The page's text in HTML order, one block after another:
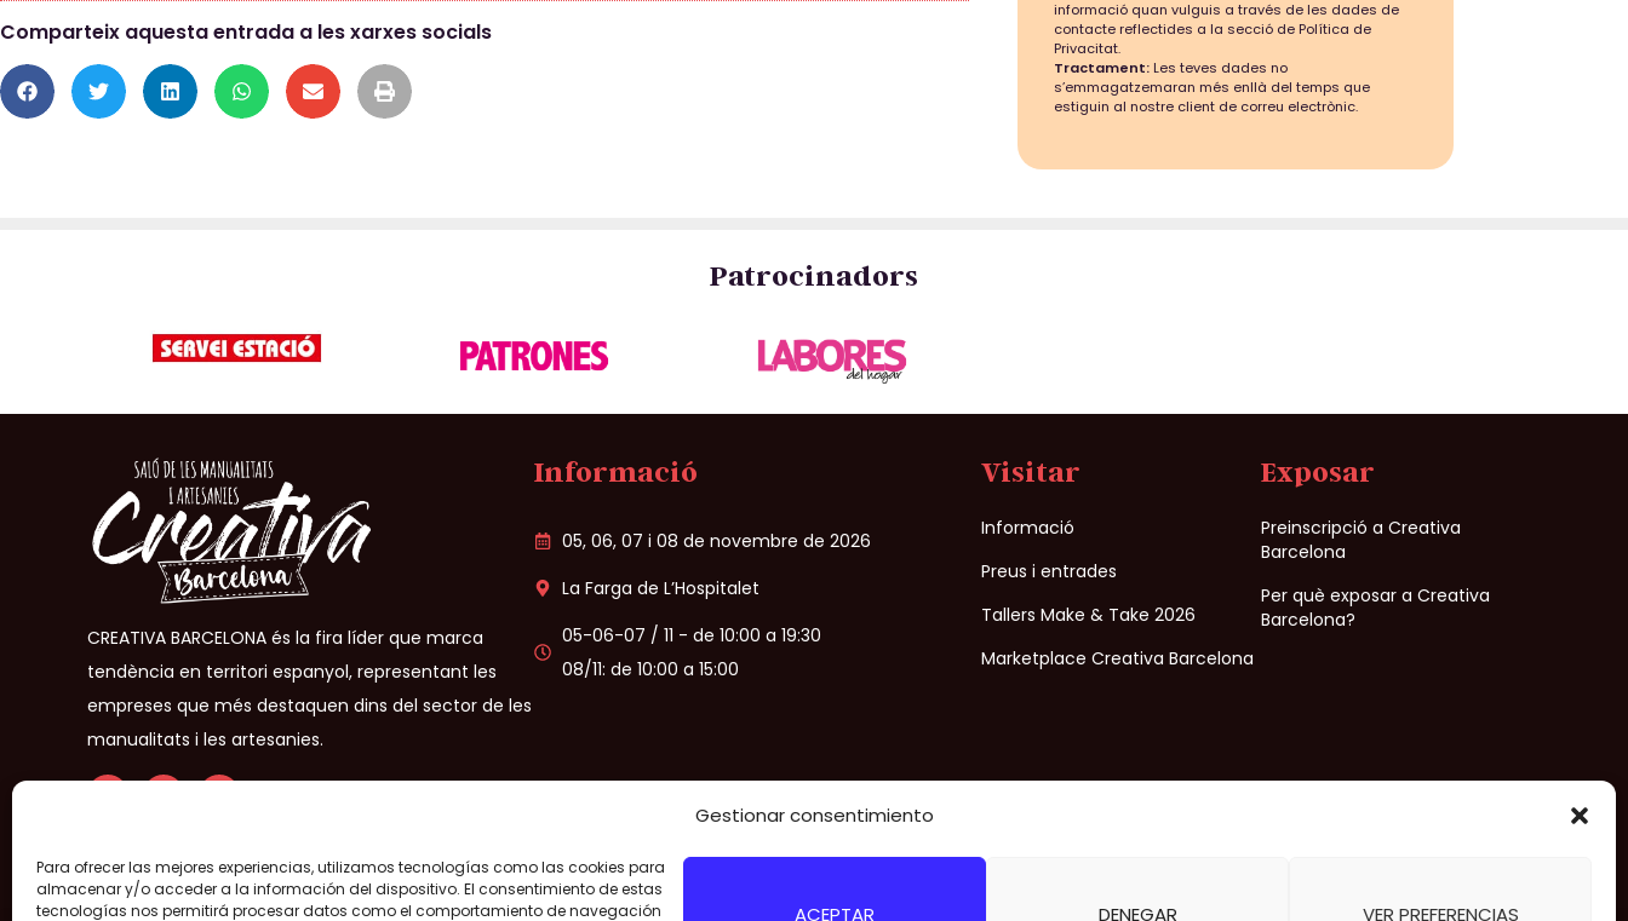
Gestionar consentimiento
Para ofrecer las mejores experiencias, utilizamos tecnologías como las cookies para
almacenar y/o acceder a la información del dispositivo. El consentimiento de estas
tecnologías nos permitirá procesar datos como el comportamiento de navegación
ACEPTAR DENEGAR VER PREFERENCIAS
Comparteix aquesta entrada a les xarxes socials
informació quan vulguis a través de les dades de
contacte reflectides a la secció de Política de
Privacitat.
Tractament:Les teves dades no
s’emmagatzemaran més enllà del temps que
estiguin al nostre client de correu electrònic.
Patrocinadors
CREATIVA BARCELONA és la fira líder que marca
tendència en territori espanyol, representant les
empreses que més destaquen dins del sector de les
manualitats i les artesanies.
Informació
05, 06, 07 i 08 de novembre de 2026
La Farga de L’Hospitalet
05-06-07 / 11 - de 10:00 a 19:30
08/11: de 10:00 a 15:00
Visitar
Informació
Preus i entrades
Tallers Make & Take 2026
Marketplace Creativa Barcelona
Exposar
Preinscripció a Creativa
Barcelona
Per què exposar a Creativa
Barcelona?
Creativa Barcelona® 2026- Tots els drets reservats – Avís legal/Politica de Privacitat